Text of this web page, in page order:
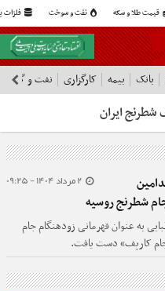
قیمت طلا و سکه نفت و سوخت فلزات
بانک بیمه کارگزاری نفت و گاز
شطرنج ایران
2 مرداد 1404 - 09:25
شطرنج روسیه
به عنوان قهرمانی زودهنگام جام
کارپف» دست یافت.